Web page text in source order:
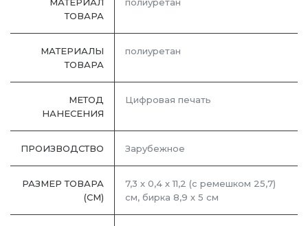
ТОВАРА
МАТЕРИАЛЫ
ТОВАРА
полиуретан
МЕТОД
НАНЕСЕНИЯ
Цифровая печать
ПРОИЗВОДСТВО Зарубежное
РАЗМЕР ТОВАРА
(СМ)
7,3 х 0,4 х 11,2 (с ремешком 25,7)
см, бирка 8,9 х 5 см